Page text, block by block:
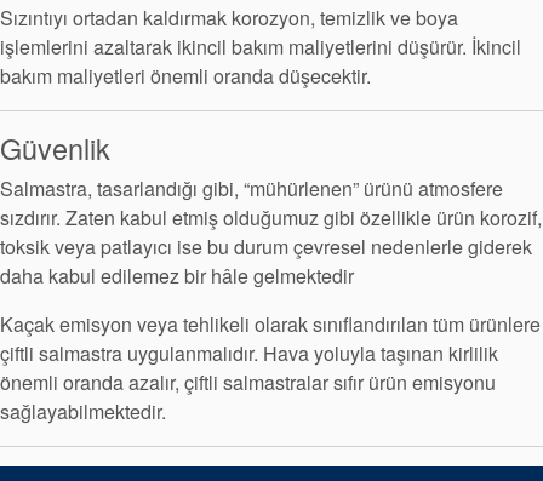
Sızıntıyı ortadan kaldırmak korozyon, temizlik ve boya
işlemlerini azaltarak ikincil bakım maliyetlerini düşürür. İkincil
bakım maliyetleri önemli oranda düşecektir.
Güvenlik
Salmastra, tasarlandığı gibi, “mühürlenen” ürünü atmosfere
sızdırır. Zaten kabul etmiş olduğumuz gibi özellikle ürün korozif,
toksik veya patlayıcı ise bu durum çevresel nedenlerle giderek
daha kabul edilemez bir hâle gelmektedir
Kaçak emisyon veya tehlikeli olarak sınıflandırılan tüm ürünlere
çiftli salmastra uygulanmalıdır. Hava yoluyla taşınan kirlilik
önemli oranda azalır, çiftli salmastralar sıfır ürün emisyonu
sağlayabilmektedir.